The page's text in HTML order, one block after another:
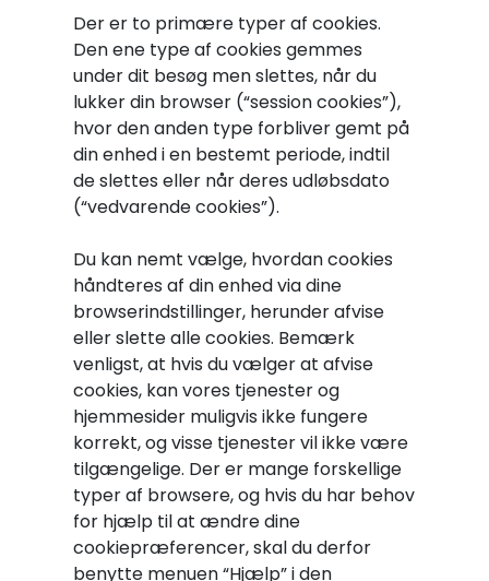
Der er to primære typer af cookies.
Den ene type af cookies gemmes
under dit besøg men slettes, når du
lukker din browser (“session cookies”),
hvor den anden type forbliver gemt på
din enhed i en bestemt periode, indtil
de slettes eller når deres udløbsdato
(“vedvarende cookies”).
Du kan nemt vælge, hvordan cookies
håndteres af din enhed via dine
browserindstillinger, herunder afvise
eller slette alle cookies. Bemærk
venligst, at hvis du vælger at afvise
cookies, kan vores tjenester og
hjemmesider muligvis ikke fungere
korrekt, og visse tjenester vil ikke være
tilgængelige. Der er mange forskellige
typer af browsere, og hvis du har behov
for hjælp til at ændre dine
cookiepræferencer, skal du derfor
benytte menuen “Hjælp” i den